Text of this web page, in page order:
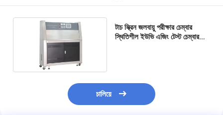
টাচ স্ক্রিন জলবায়ু পরীক্ষার চেম্বার
স্থিতিশীল ইউভি এজিং টেস্ট চেম্বার
চালিয়ে